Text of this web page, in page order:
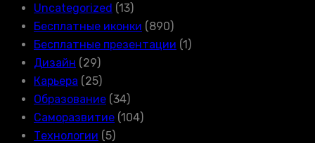
Uncategorized (13)
Бесплатные иконки (890)
Бесплатные презентации (1)
Дизайн (29)
Карьера (25)
Образование (34)
Саморазвитие (104)
Технологии (5)